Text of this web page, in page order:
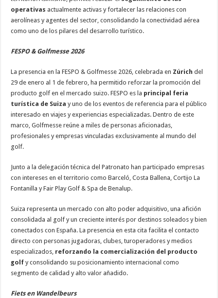
operativas actualmente activas y fortalecer las relaciones con
aerolíneas y agentes del sector, consolidando la conectividad aérea
como uno de los pilares del desarrollo turístico.
FESPO & Golfmesse 2026
La presencia en la FESPO & Golfmesse 2026, celebrada en Zúrichdel
29 de enero al 1 de febrero, ha permitido reforzar la promoción del
producto golf en el mercado suizo. FESPO es la principal feria
turística de Suiza y uno de los eventos de referencia para el público
interesado en viajes y experiencias especializadas. Dentro de este
marco, Golfmesse reúne a miles de personas aficionadas,
profesionales y empresas vinculadas exclusivamente al mundo del
golf.
Junto a la delegación técnica del Patronato han participado empresas
con intereses en el territorio como Barceló, Costa Ballena, Cortijo La
Fontanilla y Fair Play Golf & Spa de Benalup.
Suiza representa un mercado con alto poder adquisitivo, una afición
consolidada al golf y un creciente interés por destinos soleados y bien
conectados con España. La presencia en esta cita facilita el contacto
directo con personas jugadoras, clubes, turoperadores y medios
especializados, reforzando la comercialización del producto
golf y consolidando su posicionamiento internacional como
segmento de calidad y alto valor añadido.
Fiets en Wandelbeurs